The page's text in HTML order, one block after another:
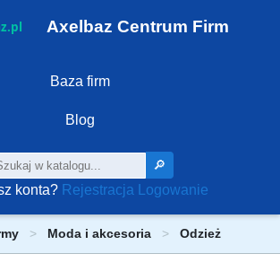
Axelbaz Centrum Firm
Baza firm
Blog
🔎
konta? Rejestracja Logowanie
Moda i akcesoria Odzież